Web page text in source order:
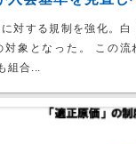
対する規制を強化。白
対象となった。 この流
組合...